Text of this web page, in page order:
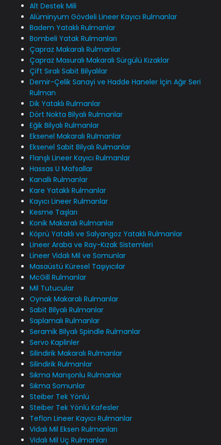
Alt Destek Mili
Alüminyum Gövdeli Lineer Kayıcı Rulmanlar
Badem Yataklı Rulmanlar
Bombeli Yatak Rulmanları
Çapraz Makaralı Rulmanlar
Çapraz Masuralı Makaralı Sürgülü Kızaklar
Çift Sıralı Sabit Bilyalılar
Demir-Çelik Sanayi ve Hadde Haneler İçin Ağır Seri
Rulman
Dik Yataklı Rulmanlar
Dört Nokta Bilyalı Rulmanlar
Eğik Bilyalı Rulmanlar
Eksenel Makaralı Rulmanlar
Eksenel Sabit Bilyalı Rulmanlar
Flanşlı Lineer Kayıcı Rulmanlar
Hassas U Mafsallar
Kanallı Rulmanlar
Kare Yataklı Rulmanlar
Kayıcı Lineer Rulmanlar
Kesme Taşları
Konik Makaralı Rulmanlar
Köprü Yataklı ve Salyangoz Yataklı Rulmanlar
Lineer Araba ve Ray-Kızak Sistemleri
Lineer Vidalı Mil ve Somunlar
Masaüstü Küresel Taşıyıcılar
McGill Rulmanlar
Mil Tutucular
Oynak Makaralı Rulmanlar
Sabit Bilyalı Rulmanlar
Saplamalı Rulmanlar
Seramik Bilyalı Spindle Rulmanlar
Servo Kaplinler
Silindirik Makaralı Rulmanlar
Silindirik Rulmanlar
Sıkma Manşonlu Rulmanlar
Sıkma Somunlar
Steiber Tek Yönlü
Steiber Tek Yönlü Kafesler
Teflon Lineer Kayıcı Rulmanlar
Vidalı Mil Eksen Rulmanları
Vidalı Mil Uç Rulmanları